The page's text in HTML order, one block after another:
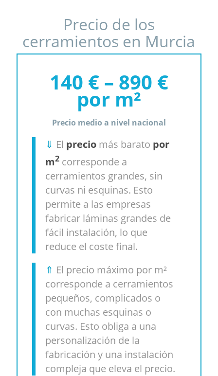
Precio de los
cerramientos en Murcia
140 € – 890 €
por m²
Precio medio a nivel nacional
⇓ El preciomás barato por
m2corresponde a
cerramientos grandes, sin
curvas ni esquinas. Esto
permite a las empresas
fabricar láminas grandes de
fácil instalación, lo que
reduce el coste final.
⇑ El precio máximo por m²
corresponde a cerramientos
pequeños, complicados o
con muchas esquinas o
curvas. Esto obliga a una
personalización de la
fabricación y una instalación
compleja que eleva el precio.